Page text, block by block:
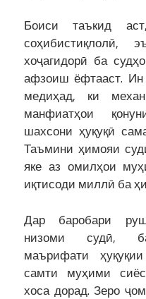
Боиси таъкид
соҳибистиқлолӣ,
хоҷагидорӣ ба
афзоиш ёфтааст.
медиҳад, ки
манфиатҳои
шахсони ҳуқуқӣ
Таъмини ҳимояи
яке аз омилҳои
иқтисоди миллӣ ба
Дар баробари
низоми судӣ,
маърифати
самти муҳими
хоса дорад. Зеро